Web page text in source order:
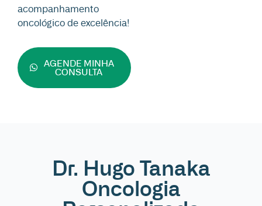
acompanhamento
oncológico de excelência!
AGENDE MINHA
CONSULTA
Dr. Hugo Tanaka
Oncologia